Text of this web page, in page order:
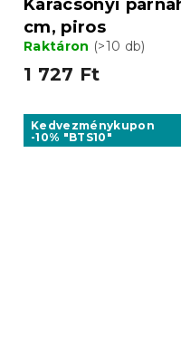
Karácsonyi
cm, piros
Raktáron (>10 db)
1 727 Ft
Kedvezménykupon
-10% "BTS10"